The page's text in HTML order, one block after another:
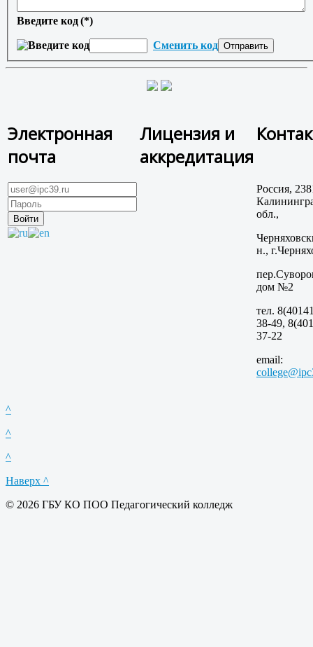
Введите код(*)
Сменить код
Электронная
почта
Лицензия и
аккредитация
Россия,
обл.,
н.,
дом №2
тел.
38-49,
37-22
email:
^
^
^
Наверх ^
© 2026 ГБУ КО ПОО Педагогический колледж